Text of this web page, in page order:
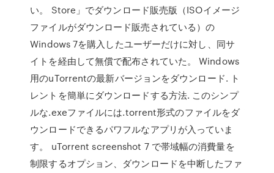
い。 Store」でダウンロード販売版（ISOイメージ
ファイルがダウンロード販売されている）の
Windows 7を購入したユーザーだけに対し、同サ
イトを経由して無償で配布されていた。 Windows
用のuTorrentの最新バージョンをダウンロード. ト
レントを簡単にダウンロードする方法. このシンプ
ルな.exeファイルには.torrent形式のファイルをダ
ウンロードできるパワフルなアプリが入っていま
す。 uTorrent screenshot 7 で帯域幅の消費量を
制限するオプション、ダウンロードを中断したファ